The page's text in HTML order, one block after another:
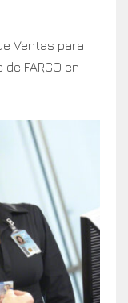
Ventas para
FARGO en